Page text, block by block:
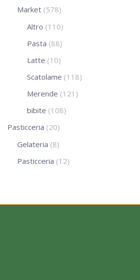
Market (578)
Altro (110)
Pasta (88)
Latte (10)
Scatolame (118)
Merende (121)
bibite (108)
Pasticceria (20)
Gelateria (8)
Pasticceria (12)